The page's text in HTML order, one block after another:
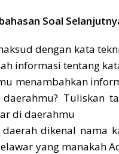
Soal
dengan kata
informasi tentang
menambahkan
Tuliskan
di daerahmu
dikenal nama
yang manakah